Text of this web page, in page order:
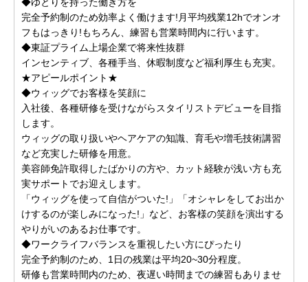
完全予約制のため効率よく働けます!月平均残業12hでオンオ
フもはっきり!もちろん、練習も営業時間内に行います。
◆東証プライム上場企業で将来性抜群
インセンティブ、各種手当、休暇制度など福利厚生も充実。
★アピールポイント★
◆ウィッグでお客様を笑顔に
入社後、各種研修を受けながらスタイリストデビューを目指
します。
ウィッグの取り扱いやヘアケアの知識、育毛や増毛技術講習
など充実した研修を用意。
美容師免許取得したばかりの方や、カット経験が浅い方も充
実サポートでお迎えします。
「ウィッグを使って自信がついた!」「オシャレをしてお出か
けするのが楽しみになった!」など、お客様の笑顔を演出する
やりがいのあるお仕事です。
◆ワークライフバランスを重視したい方にぴったり
完全予約制のため、1日の残業は平均20~30分程度。
研修も営業時間内のため、夜遅い時間までの練習もありませ